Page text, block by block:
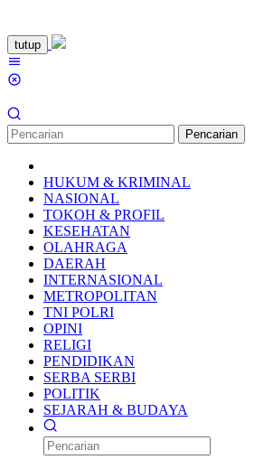
Loncat
ke
konten
tutup
Pencarian
HUKUM & KRIMINAL
NASIONAL
TOKOH & PROFIL
KESEHATAN
OLAHRAGA
DAERAH
INTERNASIONAL
METROPOLITAN
TNI POLRI
OPINI
RELIGI
PENDIDIKAN
SERBA SERBI
POLITIK
SEJARAH & BUDAYA